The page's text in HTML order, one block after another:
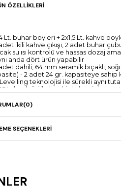
ÖZELLIKLERI
Lt. buhar boyleri + 2x1,5 Lt. kahve
ikili kahve çıkışı, 2 adet buhar
su ısı kontrolü ve hassas dozajlama
anda dört ürün yapabilir
dahili, 64 mm seramik bıçaklı,
- 2 adet 24 gr. kapasiteye
teknolojisi ile sürekli aynı
teknolojisi ile her bir kahve için aynı
350 bardak espresso(23 sn.) / 170
performansı
10.1'' büyüklüğünde kolay
grup başı, 190 mm maks.
ısıtıcı bölüm
kalite, istatistik ve reçetelerine
istatistikleri ve stok takibini
(0)
SEÇENEKLERI